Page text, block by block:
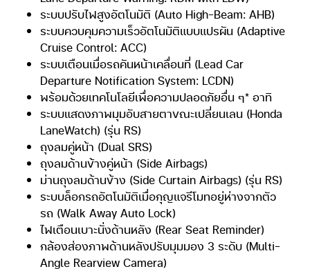
ระบบปรับไฟสูงอัตโนมัติ (Auto High-Beam: AHB)
ระบบควบคุมความเร็วอัตโนมัติแบบแปรผัน (Adaptive
Cruise Control: ACC)
ระบบเตือนเมื่อรถคันหน้าเคลื่อนที่ (Lead Car
Departure Notification System: LCDN)
พร้อมด้วยเทคโนโลยีเพื่อความปลอดภัยอื่น ๆ* อาทิ
ระบบแสดงภาพมุมอับสายตาขณะเปลี่ยนเลน (Honda
LaneWatch) (รุ่น RS)
ถุงลมคู่หน้า (Dual SRS)
ถุงลมด้านข้างคู่หน้า (Side Airbags)
ม่านถุงลมด้านข้าง (Side Curtain Airbags) (รุ่น RS)
ระบบล็อกรถอัตโนมัติเมื่อกุญแจรีโมทอยู่ห่างจากตัว
รถ (Walk Away Auto Lock)
ไฟเตือนเบาะนั่งด้านหลัง (Rear Seat Reminder)
กล้องส่องภาพด้านหลังปรับมุมมอง 3 ระดับ (Multi-
Angle Rearview Camera)